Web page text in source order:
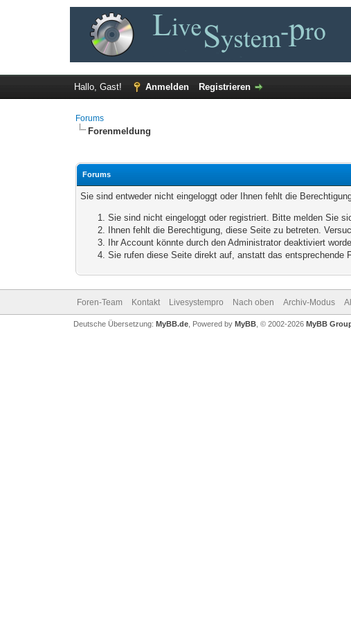
Hallo, Gast! Anmelden Registrieren
Forums
Forenmeldung
Forums
Sie sind entweder nicht eingeloggt oder Ihnen fehlt die
Sie sind nicht eingeloggt oder registriert. Bitte melden Sie
Ihnen fehlt die Berechtigung, diese Seite zu betreten.
Ihr Account könnte durch den Administrator deaktiviert
Sie rufen diese Seite direkt auf, anstatt das entsprechende
Foren-Team Kontakt Livesystempro Nach oben Archiv-Modus
Deutsche Übersetzung: MyBB.de, Powered by MyBB, © 2002-2026 MyBB